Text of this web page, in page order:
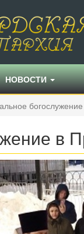
НОВОСТИ
в